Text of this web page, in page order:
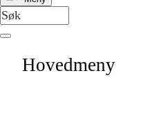
Hovedmeny